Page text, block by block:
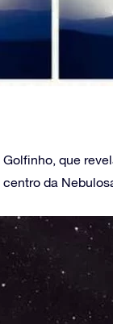
que
da